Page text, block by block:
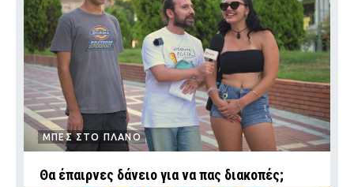
ΜΠΕΣ ΣΤΟ ΠΛΑΝΟ
Θα έπαιρνες δάνειο για να πας διακοπές;